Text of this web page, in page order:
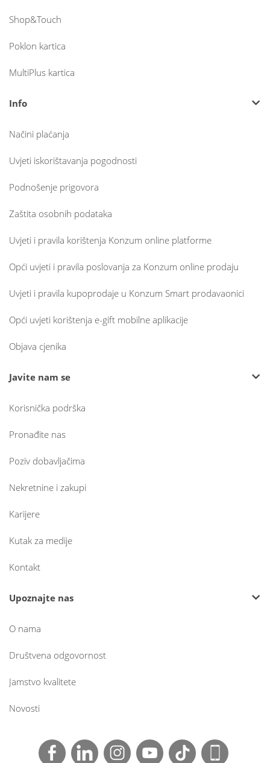
Shop&Touch
Poklon kartica
MultiPlus kartica
Info
Načini plaćanja
Uvjeti iskorištavanja pogodnosti
Podnošenje prigovora
Zaštita osobnih podataka
Uvjeti i pravila korištenja Konzum online platforme
Opći uvjeti i pravila poslovanja za Konzum online prodaju
Uvjeti i pravila kupoprodaje u Konzum Smart prodavaonici
Opći uvjeti korištenja e-gift mobilne aplikacije
Objava cjenika
Javite nam se
Korisnička podrška
Pronađite nas
Poziv dobavljačima
Nekretnine i zakupi
Karijere
Kutak za medije
Kontakt
Upoznajte nas
O nama
Društvena odgovornost
Jamstvo kvalitete
Novosti